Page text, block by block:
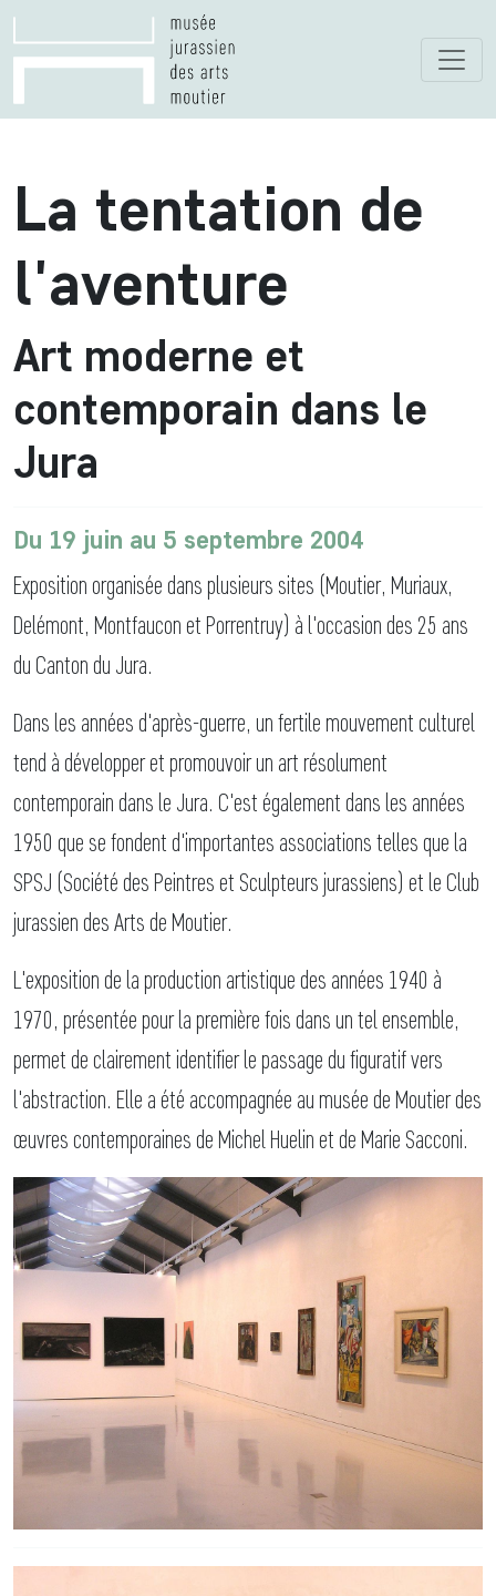
La tentation de
l'aventure
Art moderne et
contemporain dans le
Jura
Du 19 juin au 5 septembre 2004
Exposition organisée dans plusieurs sites (Moutier, Muriaux,
Delémont, Montfaucon et Porrentruy) à l'occasion des 25 ans
du Canton du Jura.
Dans les années d'après-guerre, un fertile mouvement culturel
tend à développer et promouvoir un art résolument
contemporain dans le Jura. C'est également dans les années
1950 que se fondent d'importantes associations telles que la
SPSJ (Société des Peintres et Sculpteurs jurassiens) et le Club
jurassien des Arts de Moutier.
L'exposition de la production artistique des années 1940 à
1970, présentée pour la première fois dans un tel ensemble,
permet de clairement identifier le passage du figuratif vers
l'abstraction. Elle a été accompagnée au musée de Moutier des
œuvres contemporaines de Michel Huelin et de Marie Sacconi.